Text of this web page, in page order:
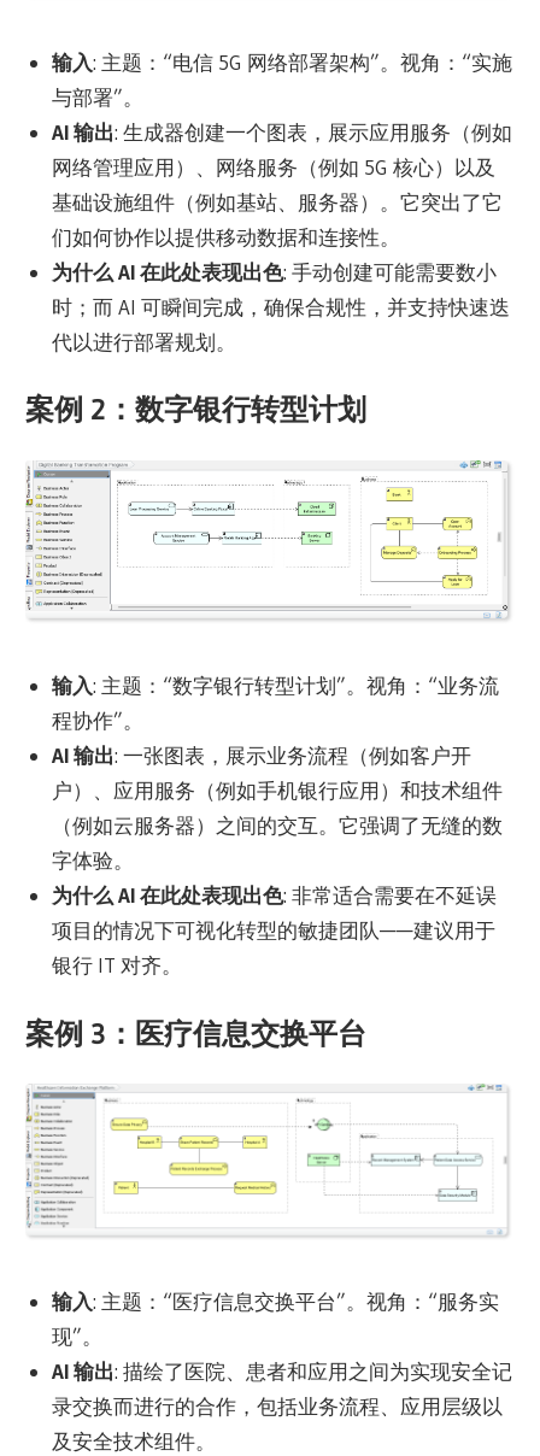
输入: 主题：“电信 5G 网络部署架构”。视角：“实施
与部署”。
AI 输出: 生成器创建一个图表，展示应用服务（例如
网络管理应用）、网络服务（例如 5G 核心）以及
基础设施组件（例如基站、服务器）。它突出了它
们如何协作以提供移动数据和连接性。
为什么 AI 在此处表现出色: 手动创建可能需要数小
时；而 AI 可瞬间完成，确保合规性，并支持快速迭
代以进行部署规划。
案例 2：数字银行转型计划
输入: 主题：“数字银行转型计划”。视角：“业务流
程协作”。
AI 输出: 一张图表，展示业务流程（例如客户开
户）、应用服务（例如手机银行应用）和技术组件
（例如云服务器）之间的交互。它强调了无缝的数
字体验。
为什么 AI 在此处表现出色: 非常适合需要在不延误
项目的情况下可视化转型的敏捷团队——建议用于
银行 IT 对齐。
案例 3：医疗信息交换平台
输入: 主题：“医疗信息交换平台”。视角：“服务实
现”。
AI 输出: 描绘了医院、患者和应用之间为实现安全记
录交换而进行的合作，包括业务流程、应用层级以
及安全技术组件。